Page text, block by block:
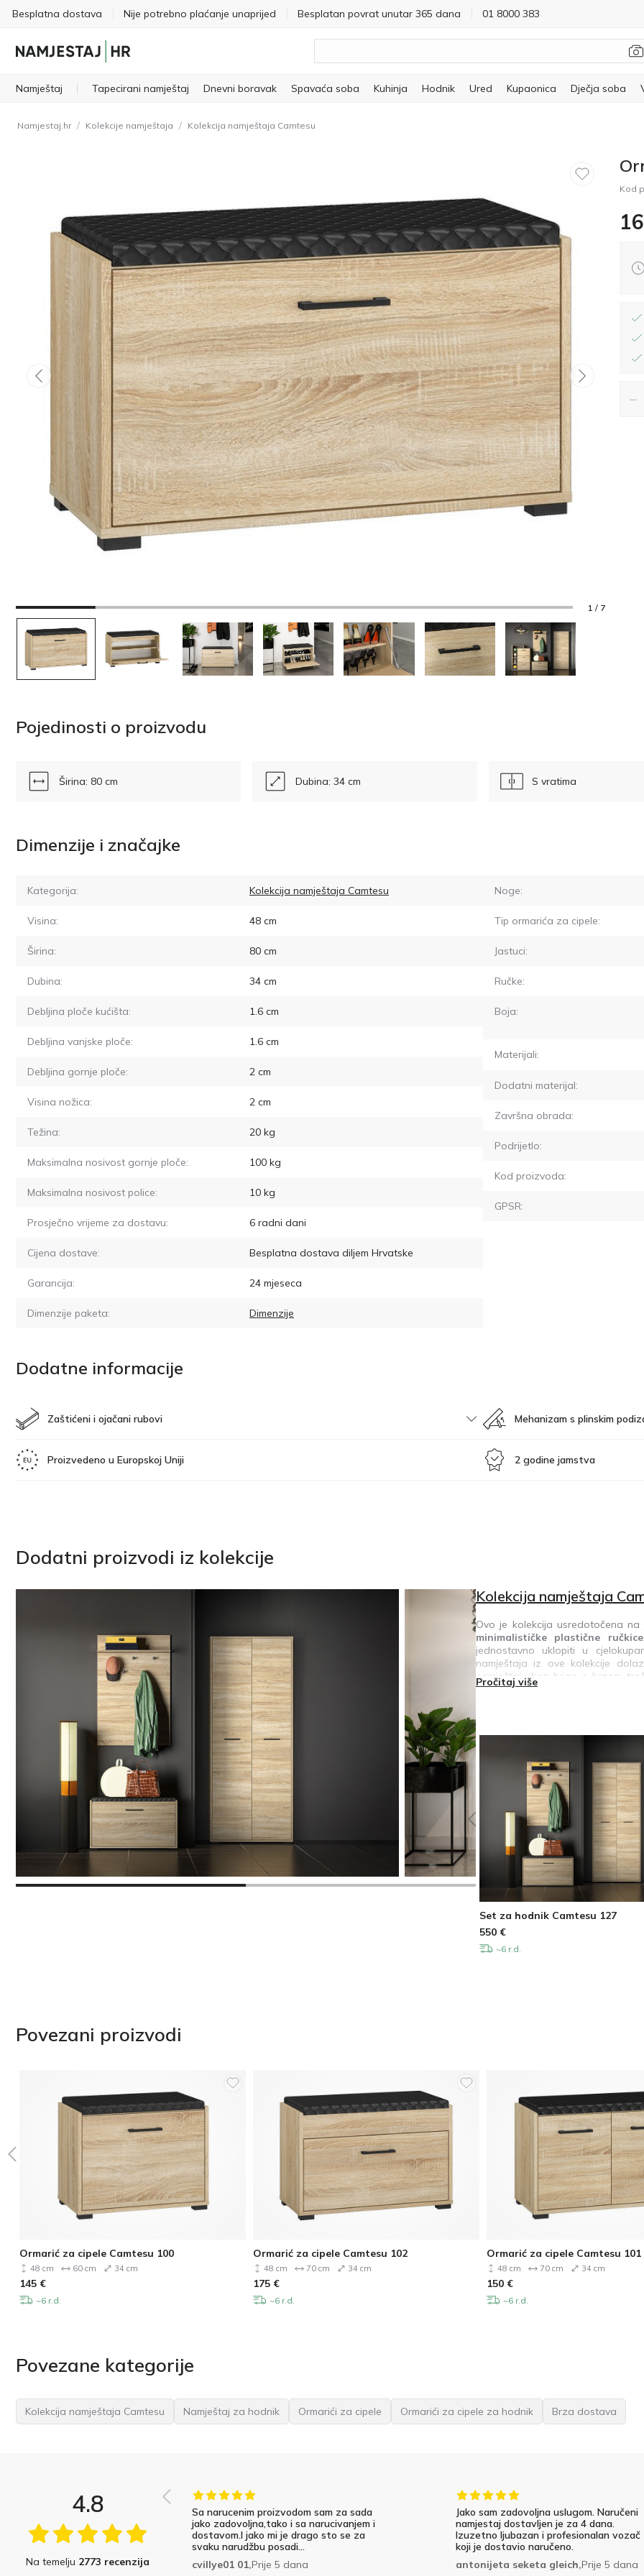
Besplatna dostava Nije potrebno plaćanje unaprijed Besplatan povrat unutar 365 dana 01 8000 383
Namještaj Tapecirani namještaj Dnevni boravak Spavaća soba Kuhinja Hodnik Ured Kupaonica Dječja soba
Namjestaj.hr / Kolekcije namještaja / Kolekcija namještaja Camtesu
1 / 7
Kod
−
Pojedinosti o proizvodu
Širina: 80 cm Dubina: 34 cm S vratima
Dimenzije i značajke
Kategorija: Kolekcija namještaja Camtesu
Visina: 48 cm
Širina: 80 cm
Dubina: 34 cm
Debljina ploče kućišta: 1.6 cm
Debljina vanjske ploče: 1.6 cm
Debljina gornje ploče: 2 cm
Visina nožica: 2 cm
Težina: 20 kg
Maksimalna nosivost gornje ploče: 100 kg
Maksimalna nosivost police: 10 kg
Prosječno vrijeme za dostavu: 6 radni dani
Cijena dostave: Besplatna dostava diljem Hrvatske
Garancija: 24 mjeseca
Dimenzije paketa: Dimenzije
Noge:
Tip ormarića za cipele:
Jastuci:
Ručke:
Boja:
Materijali:
Dodatni materijal:
Završna obrada:
Podrijetlo:
Kod proizvoda:
GPSR:
Dodatne informacije
Zaštićeni i ojačani rubovi
Proizvedeno u Europskoj Uniji
Mehanizam s plinskim
2 godine jamstva
Dodatni proizvodi iz kolekcije
Kolekcija namještaja
Ovo je kolekcija usredotočena
minimalističke plastične ručkice
jednostavno uklopiti u
namještaja iz ove kolekcije
namještaju bez brige o brzom
ima bezvremensku i svestranu
Pročitaj više
Set za hodnik Camtesu 127
550 €
~6 r.d.
Povezani proizvodi
Ormarić za cipele Camtesu 100
48 cm 60 cm 34 cm
145 €
~6 r.d.
Ormarić za cipele Camtesu 102
48 cm 70 cm 34 cm
175 €
~6 r.d.
Ormarić za cipele Camtesu 101
48 cm 70 cm 34 cm
150 €
~6 r.d.
Povezane kategorije
Kolekcija namještaja Camtesu Namještaj za hodnik Ormarići za cipele Ormarići za cipele za hodnik Brza dostava
4.8
Na temelju 2773 recenzija
Sa narucenim proizvodom sam za sada
jako zadovoljna,tako i sa narucivanjem i
dostavom.I jako mi je drago sto se za
svaku narudžbu posadi...
cvillye01 01,Prije 5 dana
Jako sam zadovoljna uslugom. Naručeni
namjestaj dostavljen je za 4 dana.
Izuzetno ljubazan i profesionalan vozač
koji je dostavio naručeno.
antonijeta seketa gleich,Prije 5 dana